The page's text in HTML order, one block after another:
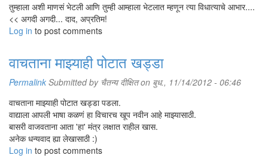
तुम्हाला अशी माणसं भेटली आणि तुम्ही आम्हाला भेटलात म्हणून त्या विधात्याचे आभार....
<< अगदी अगदी... दाद, अप्रतिम!
Log in to post comments
वाचताना माझ्याही पोटात खड्डा
Permalink Submitted by चैतन्य दीक्षितon बुध., 11/14/2012 - 06:46
वाचताना माझ्याही पोटात खड्डा पडला.
वाद्याला आपली भाषा कळणं हा विचारच खूप नवीन आहे माझ्यासाठी.
बासरी वाजवताना आता 'हा' मंत्र लक्षात राहील खास.
अनेक धन्यवाद ह्या लेखासाठी :)
Log in to post comments